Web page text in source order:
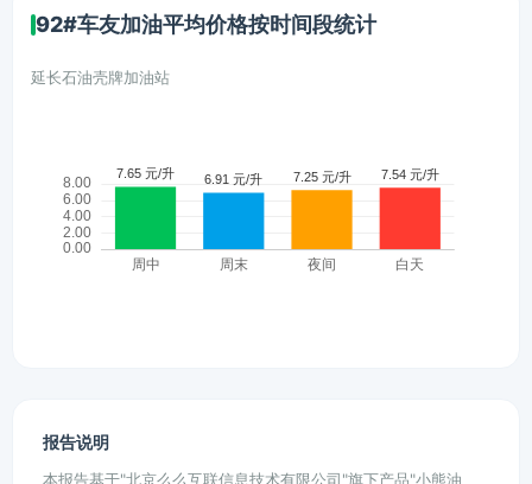
92#车友加油平均价格按时间段统计
延长石油壳牌加油站
报告说明
本报告基于"北京么么互联信息技术有限公司"旗下产品"小熊油